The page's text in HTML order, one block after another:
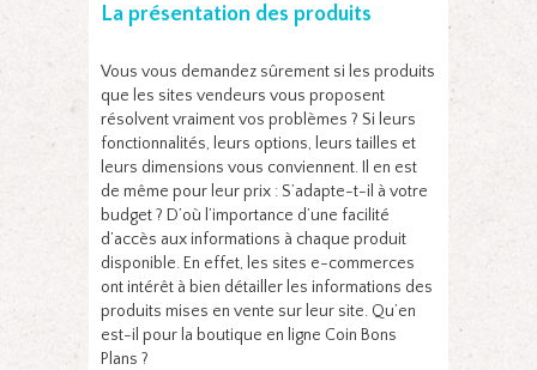
La présentation des produits
Vous vous demandez sûrement si les produits
que les sites vendeurs vous proposent
résolvent vraiment vos problèmes ? Si leurs
fonctionnalités, leurs options, leurs tailles et
leurs dimensions vous conviennent. Il en est
de même pour leur prix : S’adapte-t-il à votre
budget ? D’où l’importance d’une facilité
d’accès aux informations à chaque produit
disponible. En effet, les sites e-commerces
ont intérêt à bien détailler les informations des
produits mises en vente sur leur site. Qu’en
est-il pour la boutique en ligne Coin Bons
Plans ?